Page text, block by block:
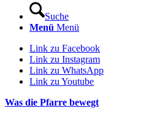
Suche
Menü Menü
Link zu Facebook
Link zu Instagram
Link zu WhatsApp
Link zu Youtube
Was die Pfarre bewegt